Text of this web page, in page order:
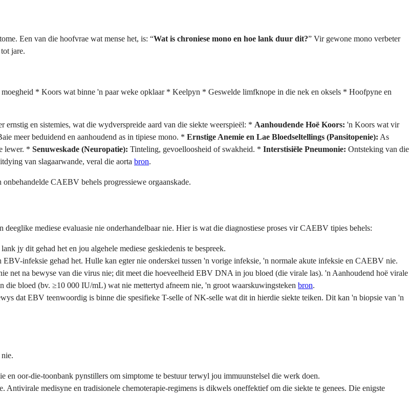
Een van die hoofvrae wat mense het, is: “Wat is chroniese mono en hoe lank duur dit?” Vir gewone mono verbeter
jare.
* Koors wat binne 'n paar weke opklaar * Keelpyn * Geswelde limfknope in die nek en oksels * Hoofpyne en
ernstig en sistemies, wat die wydverspreide aard van die siekte weerspieël: * Aanhoudende Hoë Koors: 'n Koors wat vir
meer beduidend en aanhoudend as in tipiese mono. * Ernstige Anemie en Lae Bloedseltellings (Pansitopenie): As
lewer. * Senuweskade (Neuropatie): Tinteling, gevoelloosheid of swakheid. * Interstisiële Pneumonie: Ontsteking van die
van slagaarwande, veral die aorta bron.
CAEBV behels progressiewe orgaanskade.
mediese evaluasie nie onderhandelbaar nie. Hier is wat die diagnostiese proses vir CAEBV tipies behels:
jy dit gehad het en jou algehele mediese geskiedenis te bespreek.
infeksie gehad het. Hulle kan egter nie onderskei tussen 'n vorige infeksie, 'n normale akute infeksie en CAEBV nie.
net na bewyse van die virus nie; dit meet die hoeveelheid EBV DNA in jou bloed (die virale las). 'n Aanhoudend hoë virale
bloed (bv. ≥10 000 IU/mL) wat nie mettertyd afneem nie, 'n groot waarskuwingsteken bron.
dat EBV teenwoordig is binne die spesifieke T-selle of NK-selle wat dit in hierdie siekte teiken. Dit kan 'n biopsie van 'n
en oor-die-toonbank pynstillers om simptome te bestuur terwyl jou immuunstelsel die werk doen.
Antivirale medisyne en tradisionele chemoterapie-regimens is dikwels oneffektief om die siekte te genees. Die enigste